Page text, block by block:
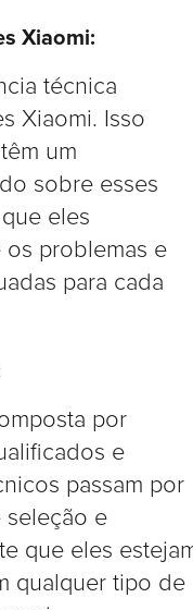
Xiaomi:
técnica
Xiaomi. Isso
um
sobre esses
eles
os problemas e
para cada
por
e
passam por
seleção e
que eles
qualquer tipo de